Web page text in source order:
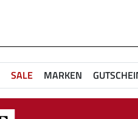
SALE MARKEN